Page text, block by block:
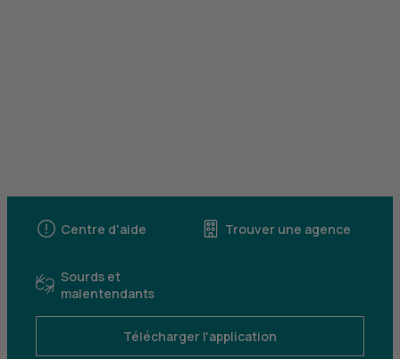
Centre d'aide Trouver une agence
Sourds et
malentendants
Télécharger l'application